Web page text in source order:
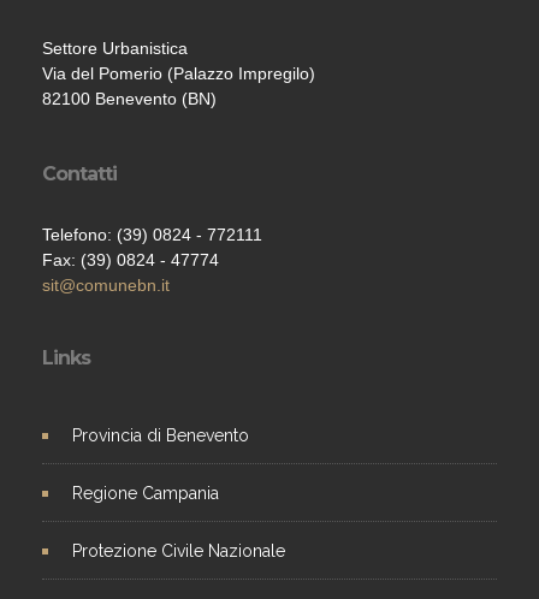
Settore Urbanistica
Via del Pomerio (Palazzo Impregilo)
82100 Benevento (BN)
Contatti
Telefono: (39) 0824 - 772111
Fax: (39) 0824 - 47774
sit@comunebn.it
Links
Provincia di Benevento
Regione Campania
Protezione Civile Nazionale